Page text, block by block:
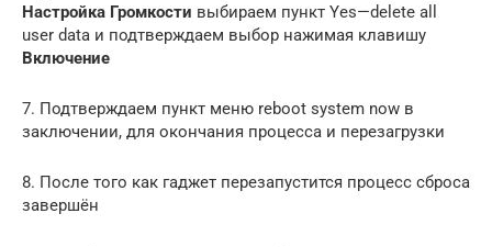
Настройка Громкости выбираем пункт Yes—delete all
user data и подтверждаем выбор нажимая клавишу
Включение
7. Подтверждаем пункт меню reboot system now в
заключении, для окончания процесса и перезагрузки
8. После того как гаджет перезапустится процесс сброса
завершён